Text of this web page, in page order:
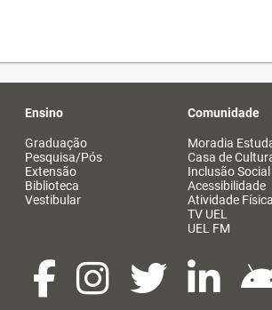
Ensino
Graduação
Pesquisa/Pós
Extensão
Biblioteca
Vestibular
Comunidade
Moradia
Casa de
Inclusão Social
Acessibilidade
Atividade Física
TV UEL
UEL FM